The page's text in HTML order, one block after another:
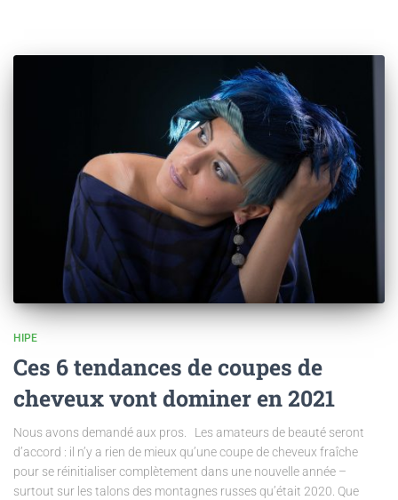
HIPE
Ces 6 tendances de coupes de
cheveux vont dominer en 2021
Nous avons demandé aux pros. Les amateurs de beauté seront
d’accord : il n’y a rien de mieux qu’une coupe de cheveux fraîche
pour se réinitialiser complètement dans une nouvelle année –
surtout sur les talons des montagnes russes qu’était 2020. Que